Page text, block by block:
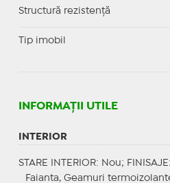
Structură rezistență
Tip imobil
INFORMAŢII UTILE
INTERIOR
STARE INTERIOR: Nou; FINISAJE
Faianta, Geamuri